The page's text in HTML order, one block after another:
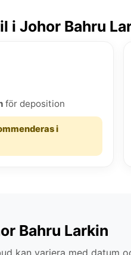
i Johor Bahru
för deposition
i
Bahru Larkin
kan variera med datum